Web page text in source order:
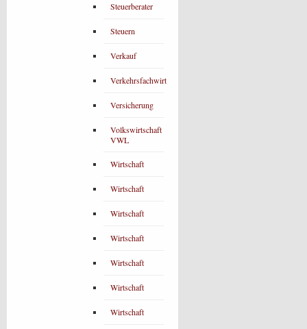
Steuerberater
Steuern
Verkauf
Verkehrsfachwirt
Versicherung
Volkswirtschaft
VWL
Wirtschaft
Wirtschaft
Wirtschaft
Wirtschaft
Wirtschaft
Wirtschaft
Wirtschaft